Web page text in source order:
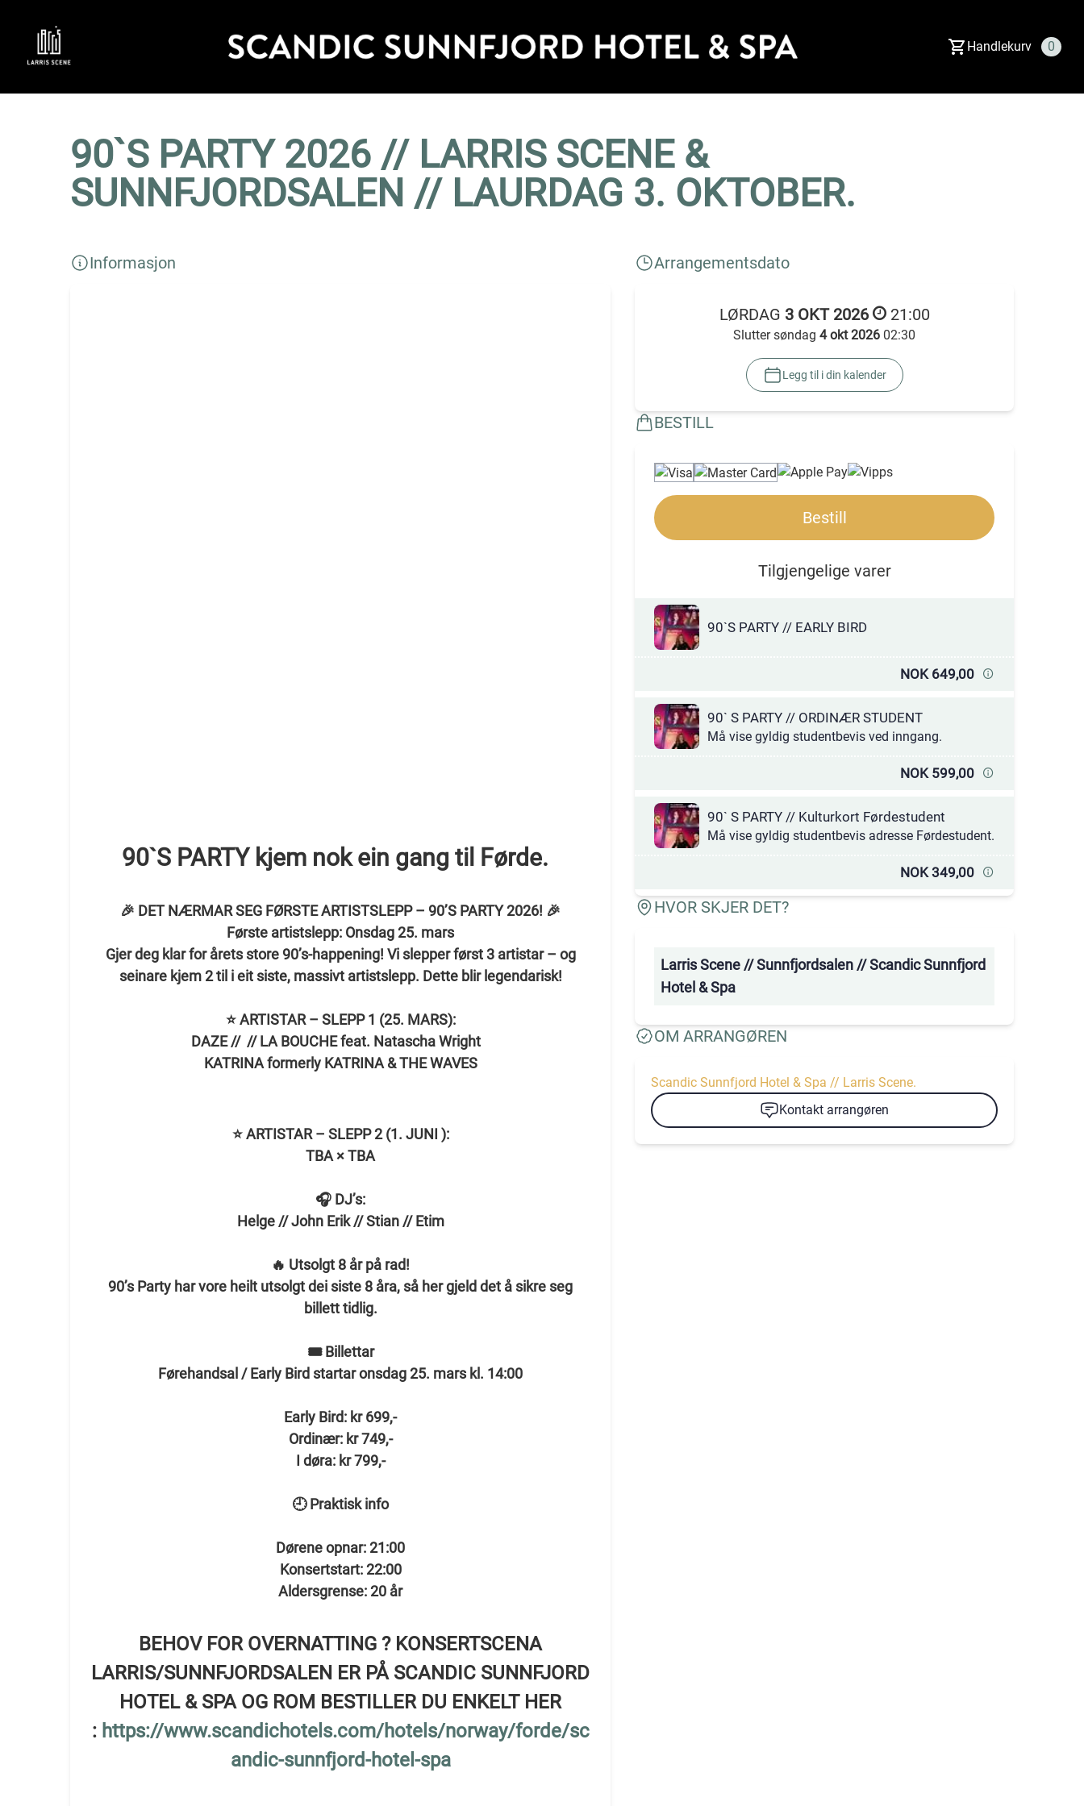
Handlekurv 0
90`S PARTY 2026 // LARRIS SCENE &
SUNNFJORDSALEN // LAURDAG 3. OKTOBER.
Informasjon
90`S PARTY kjem nok ein gang til Førde.
🎉 DET NÆRMAR SEG FØRSTE ARTISTSLEPP – 90’S PARTY 2026! 🎉
Første artistslepp: Onsdag 25. mars
Gjer deg klar for årets store 90’s‑happening! Vi slepper først 3 artistar – og
seinare kjem 2 til i eit siste, massivt artistslepp. Dette blir legendarisk!
⭐ ARTISTAR – SLEPP 1 (25. MARS):
DAZE // //LA BOUCHE feat. Natascha Wright
KATRINA formerlyKATRINA & THE WAVES
⭐ ARTISTAR – SLEPP 2 (1. JUNI ):
TBA × TBA
🎧 DJ’s:
Helge // John Erik // Stian // Etim
🔥 Utsolgt 8 år på rad!
90’s Party har vore heilt utsolgt dei siste 8 åra, så her gjeld det å sikre seg
billett tidlig.
🎟️ Billettar
Førehandsal / Early Bird startar onsdag 25. mars kl. 14:00
Early Bird: kr 699,-
Ordinær: kr 749,-
I døra: kr 799,-
🕘 Praktisk info
Dørene opnar: 21:00
Konsertstart: 22:00
Aldersgrense: 20 år
BEHOV FOR OVERNATTING ? KONSERTSCENA
LARRIS/SUNNFJORDSALEN ER PÅ SCANDIC SUNNFJORD
HOTEL & SPA OG ROM BESTILLER DU ENKELT HER
: https://www.scandichotels.com/hotels/norway/forde/sc
andic-sunnfjord-hotel-spa
Arrangementsdato
LØRDAG 3 OKT 2026 21:00
Slutter søndag 4 okt 2026 02:30
Legg til i din kalender
BESTILL
Bestill
Tilgjengelige varer
90`S PARTY // EARLY BIRD
NOK 649,00
90` S PARTY // ORDINÆR STUDENT
Må vise gyldig studentbevis ved inngang.
NOK 599,00
90` S PARTY // Kulturkort Førdestudent
Må vise gyldig studentbevis adresse Førdestudent.
NOK 349,00
HVOR SKJER DET?
Larris Scene // Sunnfjordsalen // Scandic Sunnfjord
Hotel & Spa
OM ARRANGØREN
Scandic Sunnfjord Hotel & Spa // Larris Scene.
Kontakt arrangøren